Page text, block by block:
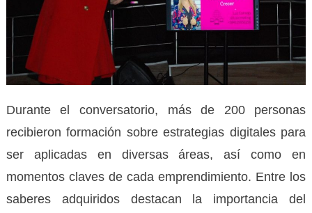
Durante el conversatorio, más de 200 personas
recibieron formación sobre estrategias digitales para
ser aplicadas en diversas áreas, así como en
momentos claves de cada emprendimiento. Entre los
saberes adquiridos destacan la importancia del